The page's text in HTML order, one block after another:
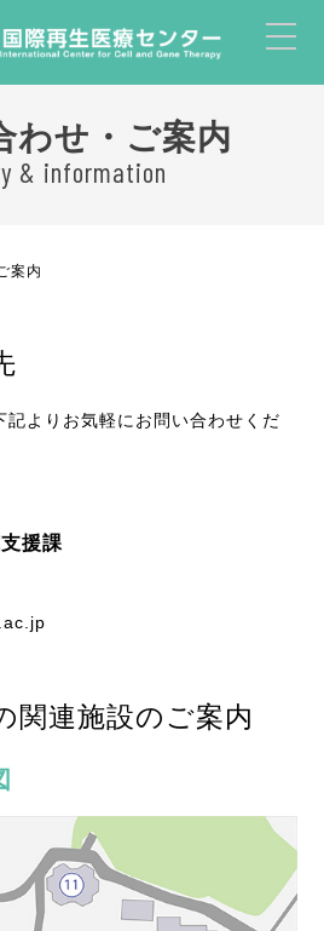
わせ・ご案内
& information
案内
記よりお気軽にお問い合わせくだ
援課
関連施設のご案内